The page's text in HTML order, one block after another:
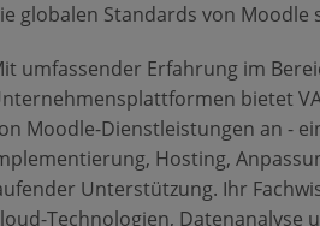
globalen Standards von Moodle
umfassender Erfahrung im
bietet
Moodle-Dienstleistungen an -
Hosting,
Unterstützung. Ihr
Technologien, Datenanalyse